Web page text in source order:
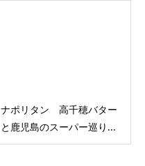
ナポリタン 高千穂バター
と鹿児島のスーパー巡り...